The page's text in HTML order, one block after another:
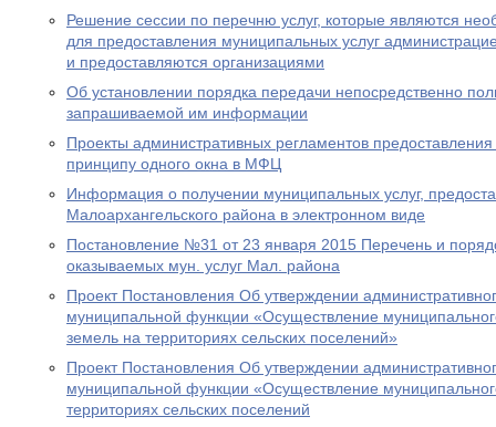
Решение сессии по перечню услуг, которые являются
для предоставления муниципальных услуг
и предоставляются организациями
Об установлении порядка передачи непосредственно
запрашиваемой им информации
Проекты административных регламентов
принципу одного окна в МФЦ
Информация о получении муниципальных услуг,
Малоархангельского района в электронном виде
Постановление №31 от 23 января 2015 Перечень и
оказываемых мун. услуг Мал. района
Проект Постановления Об утверждении
муниципальной функции «Осуществление
земель на территориях сельских поселений»
Проект Постановления Об утверждении
муниципальной функции «Осуществление
территориях сельских поселений